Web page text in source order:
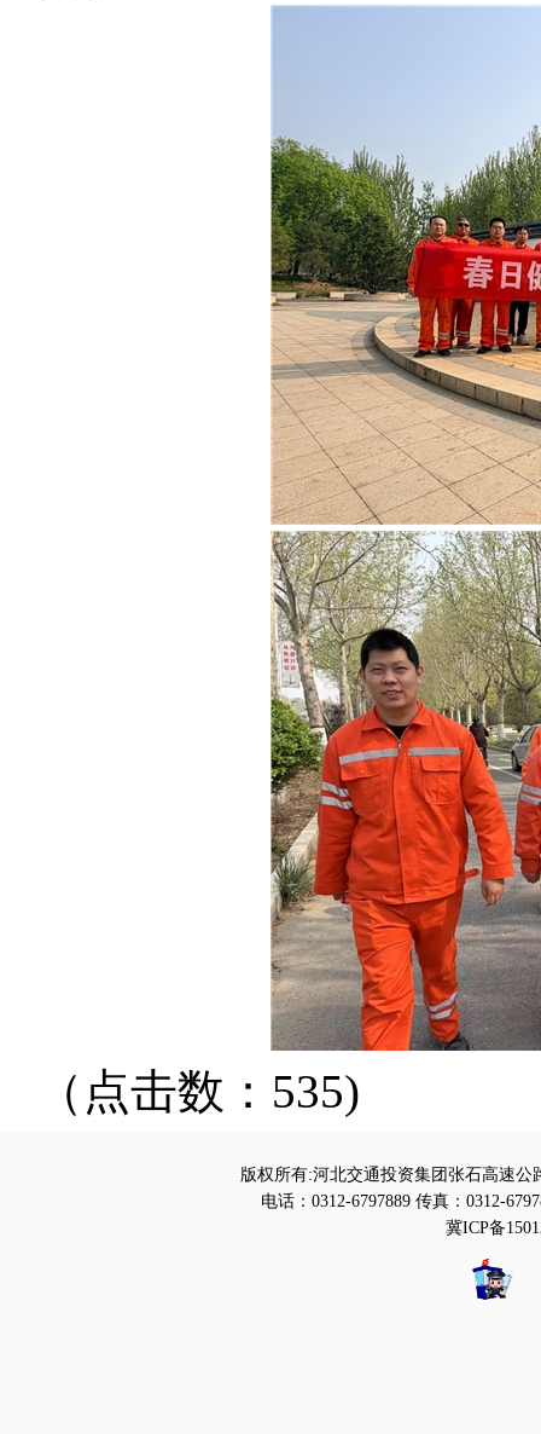
（点击数：535)
版权所有:河北交通投资集团张石高速公
电话：0312-6797889 传真：0312-
冀ICP备